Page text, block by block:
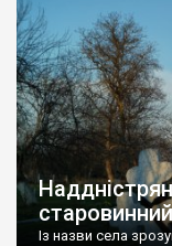
мовою. За всіма
український.
роках Болган […]
Із назви села